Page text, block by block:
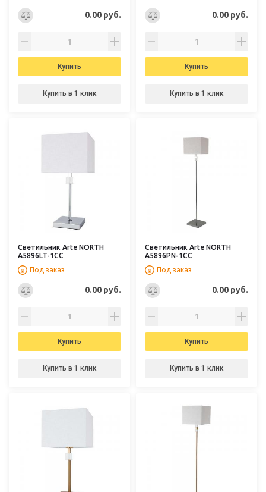
0.00 руб.
Купить
Купить в 1 клик
0.00 руб.
Купить
Купить в 1 клик
Светильник Arte NORTH
A5896LT-1CC
Под заказ
0.00 руб.
Купить
Купить в 1 клик
Светильник Arte NORTH
A5896PN-1CC
Под заказ
0.00 руб.
Купить
Купить в 1 клик